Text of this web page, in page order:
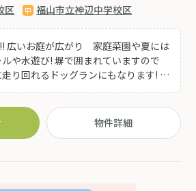
区
福山市立神辺中学校区
や水遊び! 塀で囲まれていますので
り回れるドッグランにもなります! ◆
【眺望】もオススメポイントです!! ◆
ざいます♪
物件詳細